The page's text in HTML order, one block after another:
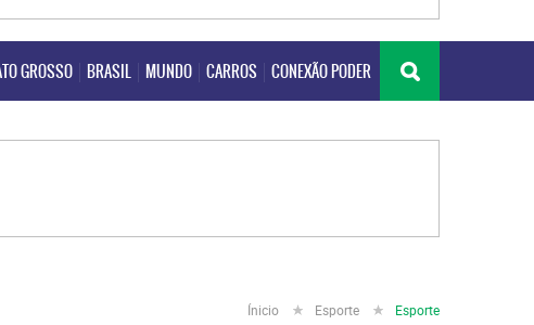
GROSSO BRASIL MUNDO CARROS CONEXÃO PODER
Ínicio Esporte Esporte